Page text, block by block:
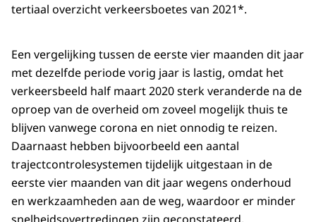
tertiaal overzicht verkeersboetes van 2021*.
Een vergelijking tussen de eerste vier maanden dit jaar
met dezelfde periode vorig jaar is lastig, omdat het
verkeersbeeld half maart 2020 sterk veranderde na de
oproep van de overheid om zoveel mogelijk thuis te
blijven vanwege corona en niet onnodig te reizen.
Daarnaast hebben bijvoorbeeld een aantal
trajectcontrolesystemen tijdelijk uitgestaan in de
eerste vier maanden van dit jaar wegens onderhoud
en werkzaamheden aan de weg, waardoor er minder